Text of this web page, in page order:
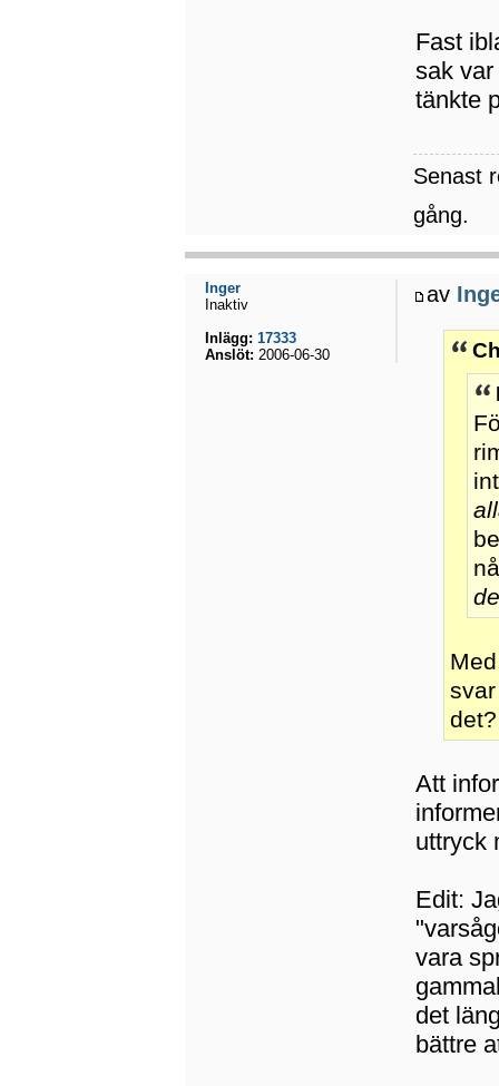
Fast
sak
tänkte
Senast
gång.
av
Att
uttryck
Edit:
vara
det
bättre
Inger
Inaktiv
Inlägg: 17333
Anslöt: 2006-06-30